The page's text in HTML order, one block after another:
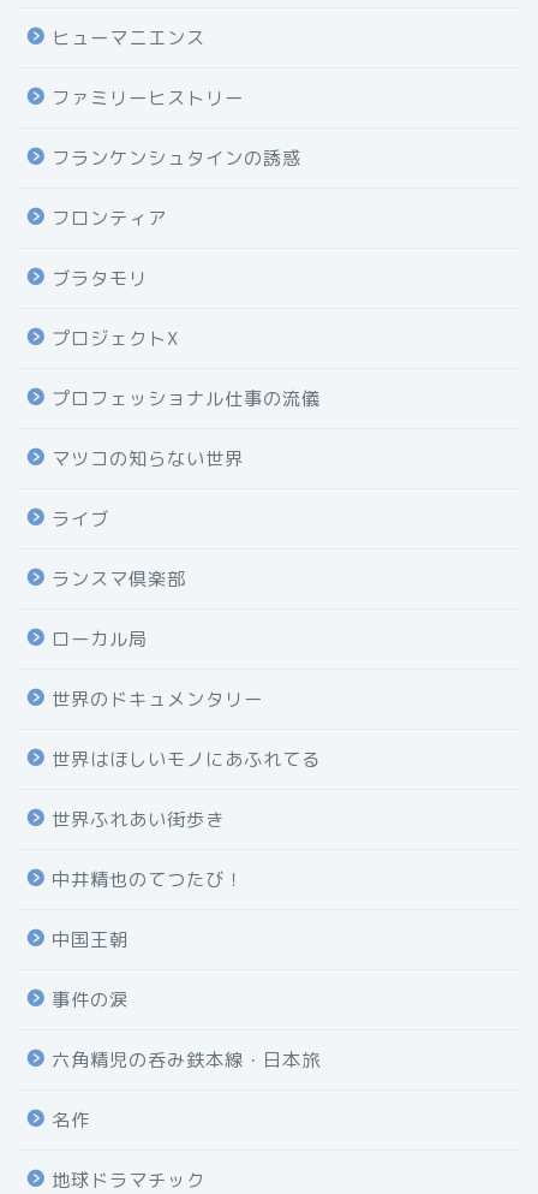
ヒューマニエンス
ファミリーヒストリー
フランケンシュタインの誘惑
フロンティア
ブラタモリ
プロジェクトX
プロフェッショナル仕事の流儀
マツコの知らない世界
ライブ
ランスマ倶楽部
ローカル局
世界のドキュメンタリー
世界はほしいモノにあふれてる
世界ふれあい街歩き
中井精也のてつたび！
中国王朝
事件の涙
六角精児の呑み鉄本線・日本旅
名作
地球ドラマチック